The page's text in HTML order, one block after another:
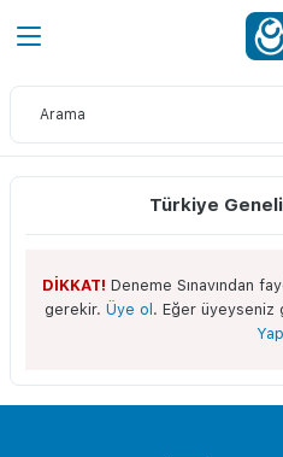
Türkiye
DİKKAT! Deneme Sınavından
gerekir. Üye ol . Eğer üyeyseniz
Yap